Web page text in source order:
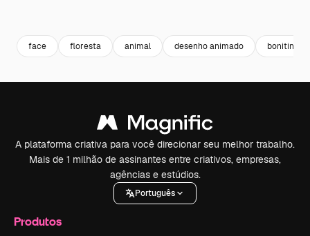
face floresta animal desenho animado bonitinho
A plataforma criativa para você direcionar seu melhor trabalho.
Mais de 1 milhão de assinantes entre criativos, empresas,
agências e estúdios.
Português
Produtos